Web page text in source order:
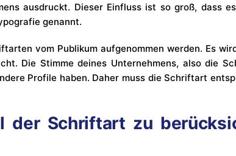
ausdruckt. Dieser Einfluss ist so groß, dass
genannt.
vom Publikum aufgenommen werden. Es
Die Stimme deines Unternehmens, also die
Profile haben. Daher muss die Schriftart
der Schriftart zu